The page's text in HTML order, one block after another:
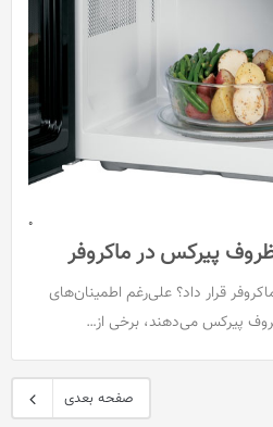
0
پیرکس در ماکروفر
قرار داد؟ علی‌رغم اطمینان‌های
پیرکس می‌دهند، برخی از…
صفحه بعدی